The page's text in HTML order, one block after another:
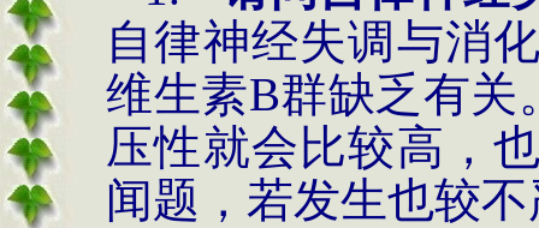
自律神经失调与消
维生素B群缺乏有关
压性就会比较高，
闻题，若发生也较